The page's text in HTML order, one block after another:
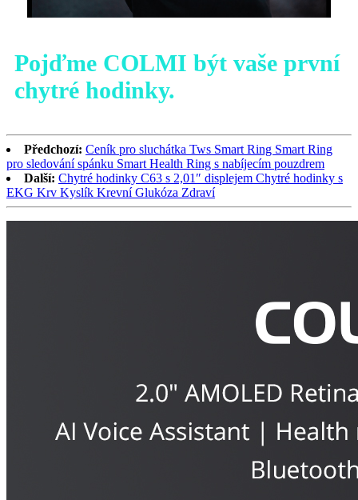
Pojďme COLMI být vaše první
chytré hodinky.
Předchozí: Ceník pro sluchátka Tws Smart Ring Smart Ring
pro sledování spánku Smart Health Ring s nabíjecím pouzdrem
Další: Chytré hodinky C63 s 2,01″ displejem Chytré hodinky s
EKG Krv Kyslík Krevní Glukóza Zdraví